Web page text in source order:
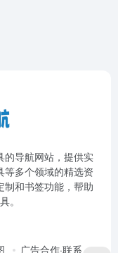
的导航网站，提供实
等多个领域的精选资
制和书签功能，帮助
。
广告合作·联系